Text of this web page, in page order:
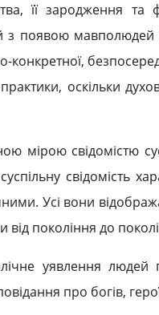
її зародження
з появою мавполюдей
оскільки
мірою свідомістю
свідомість
Усі вони
від покоління до
уявлення людей
про богів,